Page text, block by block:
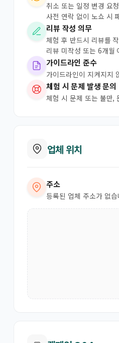
취소 또는 일정 변경 요
사전 연락 없이 노쇼 시
리뷰 작성 의무
체험 후 반드시 리뷰를
리뷰 미작성 또는 6개월
가이드라인 준수
가이드라인이 지켜지지
체험 시 문제 발생 문의
체험 시 문제 또는 불만,
업체 위치
주소
등록된 업체 주소가 없습